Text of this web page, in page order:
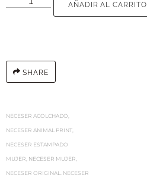
AÑADIR AL CARRITO
SHARE
NECESER ACOLCHADO,
NECESER ANIMAL PRINT,
NECESER ESTAMPADO
MUJER, NECESER MUJER,
NECESER ORIGINAL, NECESER